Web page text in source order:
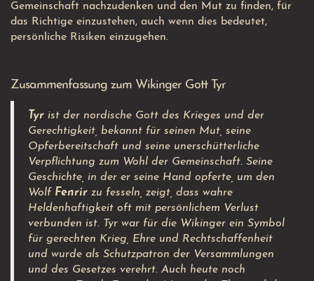
Gemeinschaft nachzudenken und den Mut zu finden, für
das Richtige einzustehen, auch wenn dies bedeutet,
persönliche Risiken einzugehen.
Zusammenfassung zum Wikinger Gott Tyr
Tyr ist der nordische Gott des Krieges und der
Gerechtigkeit, bekannt für seinen Mut, seine
Opferbereitschaft und seine unerschütterliche
Verpflichtung zum Wohl der Gemeinschaft. Seine
Geschichte, in der er seine Hand opferte, um den
Wolf Fenrir zu fesseln, zeigt, dass wahre
Heldenhaftigkeit oft mit persönlichem Verlust
verbunden ist. Tyr war für die Wikinger ein Symbol
für gerechten Krieg, Ehre und Rechtschaffenheit
und wurde als Schutzpatron der Versammlungen
und des Gesetzes verehrt. Auch heute noch